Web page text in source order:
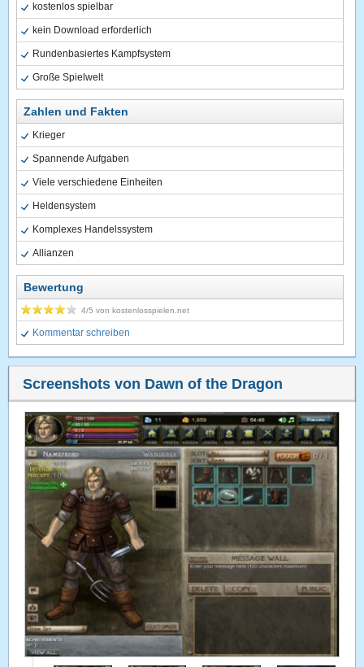
kostenlos spielbar
kein Download erforderlich
Rundenbasiertes Kampfsystem
Große Spielwelt
Zahlen und Fakten
Krieger
Spannende Aufgaben
Viele verschiedene Einheiten
Heldensystem
Komplexes Handelssystem
Allianzen
Bewertung
4/5 vonkostenlosspielen.net
Kommentar schreiben
Screenshots von Dawn of the Dragon